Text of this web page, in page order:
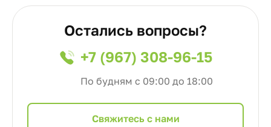
Остались вопросы?
+7 (967) 308-96-15
По будням с 09:00 до 18:00
Cвяжитесь с нами